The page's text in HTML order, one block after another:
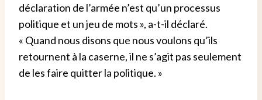
déclaration de l’armée n’est qu’un processus
politique et un jeu de mots », a-t-il déclaré.
« Quand nous disons que nous voulons qu’ils
retournent à la caserne, il ne s’agit pas seulement
de les faire quitter la politique. »